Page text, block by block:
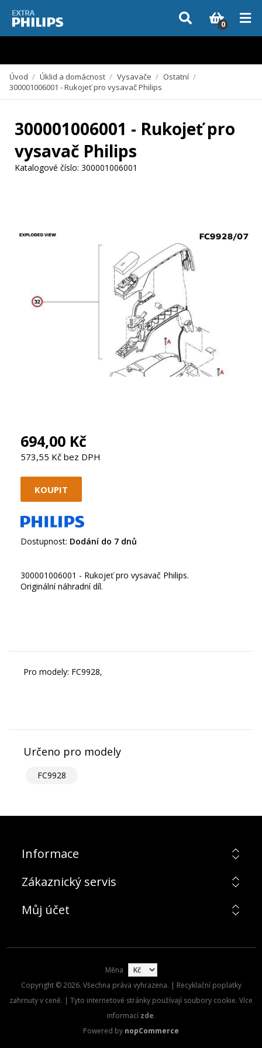
Vzhledem k aktuální situaci se může dodání dílů, které nejsou skladem,
zpozdit. Děkujeme za pochopení.
0
Úvod / Úklid a domácnost / Vysavače / Ostatní /
300001006001 - Rukojeť pro vysavač Philips
300001006001 - Rukojeť pro
vysavač Philips
Katalogové číslo: 300001006001
694,00 Kč
573,55 Kč bez DPH
Dostupnost: Dodání do 7 dnů
300001006001 - Rukojeť pro vysavač Philips.
Originální náhradní díl.
Pro modely: FC9928,
Určeno pro modely
FC9928
Informace
Zákaznický servis
Můj účet
Měna
Copyright © 2026. Všechna práva vyhrazena. | Recyklační poplatky
zahrnuty v ceně. | Tyto internetové stránky používají soubory cookie. Více
informací zde.
Powered by nopCommerce